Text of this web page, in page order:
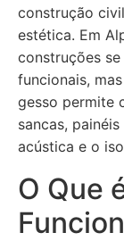
construção
estética. Em
construções
funcionais,
gesso permite
sancas,
acústica e o
O Que